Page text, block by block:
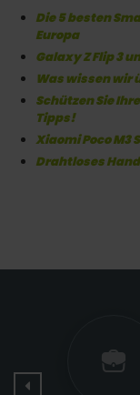
Die 5 besten
Europa
Galaxy Z Flip 3
Was wissen wir
Schützen Sie
Tipps!
Xiaomi Poco M3
Drahtloses